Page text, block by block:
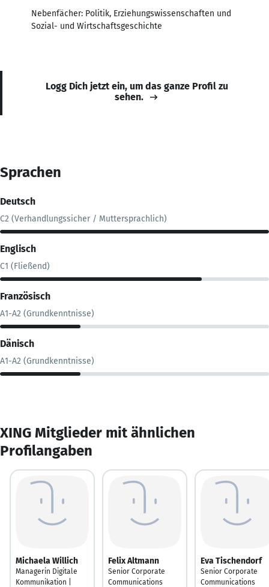
Nebenfächer: Politik, Erziehungswissenschaften und
Sozial- und Wirtschaftsgeschichte
Logg Dich jetzt ein, um das ganze Profil zu
sehen.
Sprachen
Deutsch
C2 (Verhandlungssicher / Muttersprachlich)
Englisch
C1 (Fließend)
Französisch
A1-A2 (Grundkenntnisse)
Dänisch
A1-A2 (Grundkenntnisse)
XING Mitglieder mit ähnlichen
Profilangaben
Michaela Willich
Managerin Digitale
Kommunikation |
Felix Altmann
Senior Corporate
Communications
Eva Tischendorf
Senior Corporate
Communications